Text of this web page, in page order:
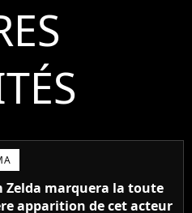
Zelda marquera la toute
apparition de cet acteur